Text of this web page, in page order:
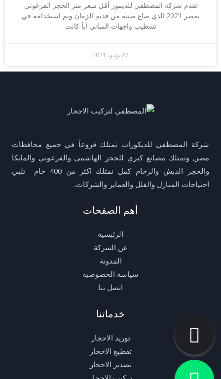
تقدم شركة المصطفى للديمور أقل سعر متر الحجر الفرعونى
بمصر 2021 الذي صاع صيته من قديم الزمان وتم استخدامه في
تشطيب واجهات المباني أياً كانت
27 يونيو، 2021
شركة المصطفي للديكورات تمتلك فروعاً في جميع محافظات
مصر, وتمتلك مصانع كبري للحجر الهاشمي والفرعوني والمايكا
والحجر الدبش والرخام كمل نمتلك اكثر من 400 خام تلبي
احتياجات المنازل والفلل والعماير والشركات..
أهم الصفحات
الرئيسية
عن الشركة
المدونة
سياسة الخصوصية
اتصل بنا
خدماتنا
توريد الاحجار
تقطيع الاحجار
تصدير الاحجار